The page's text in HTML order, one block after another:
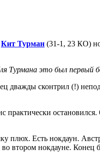
Кит Турман (31-1, 23 КО)
это был первый
дважды сконтрил (!)
остановился.
плюх. Есть нокдаун.
втором нокдауне. Конец